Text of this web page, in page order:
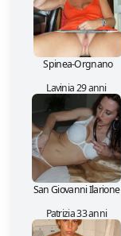
Spinea-Orgnano
Lavinia 29 anni
San Giovanni Ilarione
Patrizia 33 anni